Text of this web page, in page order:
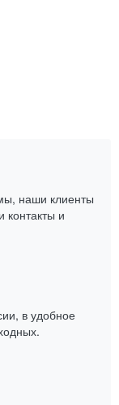
наши клиенты
и
в удобное